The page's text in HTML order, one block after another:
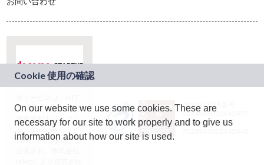
ドコモグループの新
規事業創出プログラ
ム「docomo
STARTUP」を通じて
JASRAC許諾番号：
9024936001Y45037
JASRAC許諾番号：
On our website we use some cookies. These are
necessary for our site to work properly and to give us
information about how our site is used.